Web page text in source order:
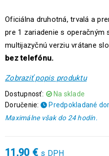
Oficiálna druhotná, trvalá a
pre 1 zariadenie s operačným
multijazyčnú verziu vrátane
bez telefónu.
Zobraziť popis produktu
Dostupnosť:
Na sklade
Doručenie:
Predpokladané
Maximálne však do 24 hodín.
11,90 € s DPH